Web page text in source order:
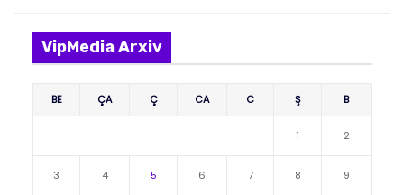
VipMedia Arxiv
BE ÇA Ç CA C Ş B
1 2
3 4 5 6 7 8 9